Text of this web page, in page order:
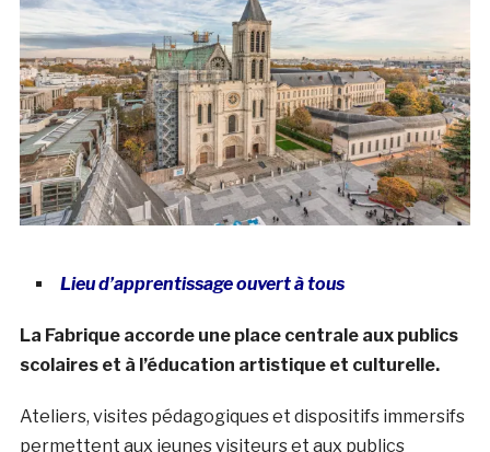
Lieu d’apprentissage ouvert à tous
La Fabrique accorde une place centrale aux publics
scolaires et à l’éducation artistique et culturelle.
Ateliers, visites pédagogiques et dispositifs immersifs
permettent aux jeunes visiteurs et aux publics